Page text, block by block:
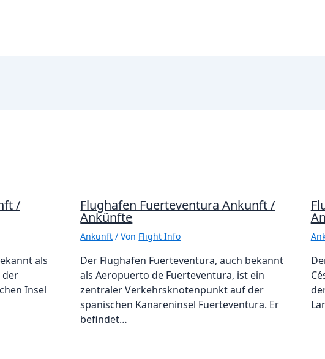
/
als
der
Insel
Flughafen Fuerteventura Ankunft /
Ankünfte
Ankunft / Von Flight Info
Der Flughafen Fuerteventura, auch bekannt
als Aeropuerto de Fuerteventura, ist ein
zentraler Verkehrsknotenpunkt auf der
spanischen Kanareninsel Fuerteventura. Er
befindet…